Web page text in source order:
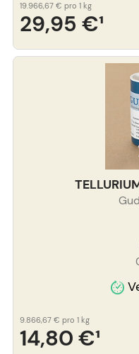
29,95 €¹
19.966,67 € pro 1 kg
14,80 €¹
9.866,67 € pro 1 kg